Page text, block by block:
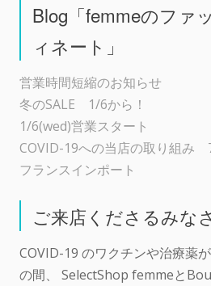
Blog「femmeのファ
ィネート」
営業時間短縮のお知らせ
冬のSALE 1/6から！
1/6(wed)営業スタート
COVID-19への当店の取り組み
フランスインポート
ご来店くださるみな
COVID-19 のワクチンや治療薬
の間、 SelectShop femmeと